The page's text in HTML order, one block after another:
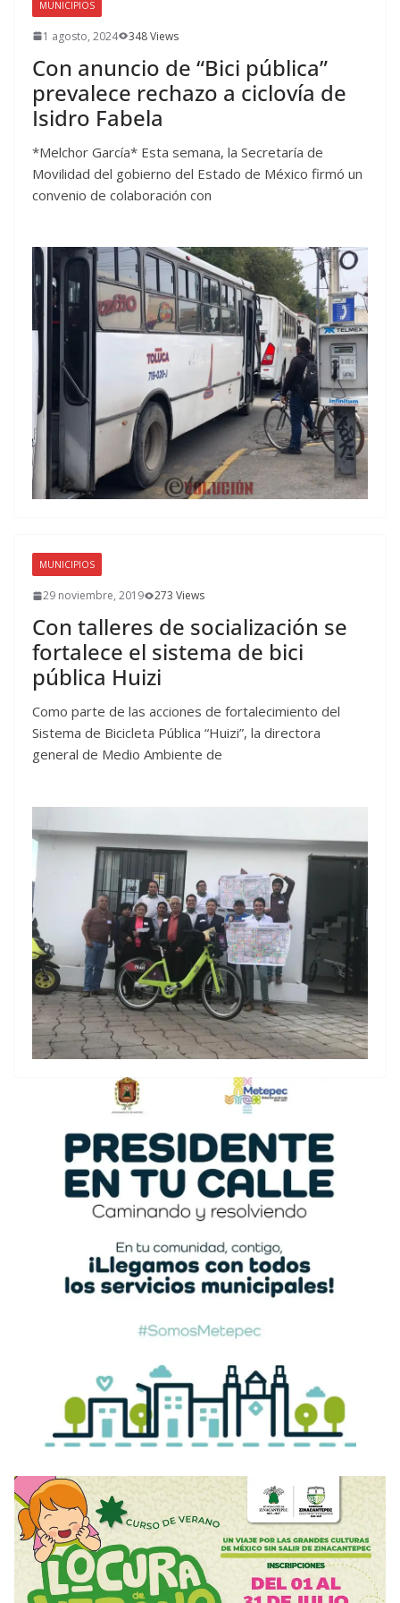
MUNICIPIOS
1 agosto, 2024 348 Views
Con anuncio de “Bici pública”
prevalece rechazo a ciclovía de
Isidro Fabela
*Melchor García* Esta semana, la Secretaría de
Movilidad del gobierno del Estado de México firmó un
convenio de colaboración con
MUNICIPIOS
29 noviembre, 2019 273 Views
Con talleres de socialización se
fortalece el sistema de bici
pública Huizi
Como parte de las acciones de fortalecimiento del
Sistema de Bicicleta Pública “Huizi”, la directora
general de Medio Ambiente de